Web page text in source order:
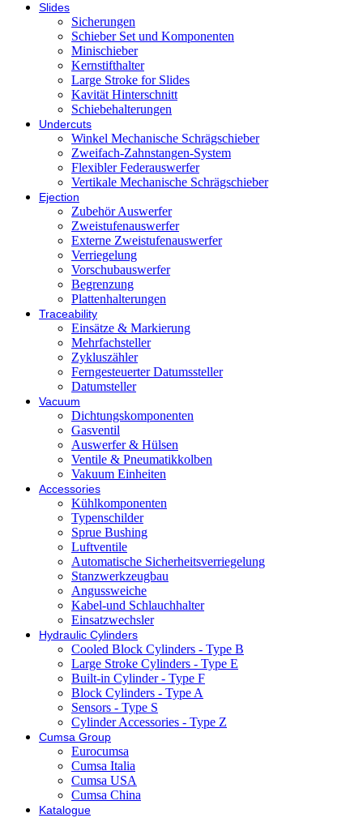
Slides
Sicherungen
Schieber Set und Komponenten
Minischieber
Kernstifthalter
Large Stroke for Slides
Kavität Hinterschnitt
Schiebehalterungen
Undercuts
Winkel Mechanische Schrägschieber
Zweifach-Zahnstangen-System
Flexibler Federauswerfer
Vertikale Mechanische Schrägschieber
Ejection
Zubehör Auswerfer
Zweistufenauswerfer
Externe Zweistufenauswerfer
Verriegelung
Vorschubauswerfer
Begrenzung
Plattenhalterungen
Traceability
Einsätze & Markierung
Mehrfachsteller
Zykluszähler
Ferngesteuerter Datumssteller
Datumsteller
Vacuum
Dichtungskomponenten
Gasventil
Auswerfer & Hülsen
Ventile & Pneumatikkolben
Vakuum Einheiten
Accessories
Kühlkomponenten
Typenschilder
Sprue Bushing
Luftventile
Automatische Sicherheitsverriegelung
Stanzwerkzeugbau
Angussweiche
Kabel-und Schlauchhalter
Einsatzwechsler
Hydraulic Cylinders
Cooled Block Cylinders - Type B
Large Stroke Cylinders - Type E
Built-in Cylinder - Type F
Block Cylinders - Type A
Sensors - Type S
Cylinder Accessories - Type Z
Cumsa Group
Eurocumsa
Cumsa Italia
Cumsa USA
Cumsa China
Katalogue